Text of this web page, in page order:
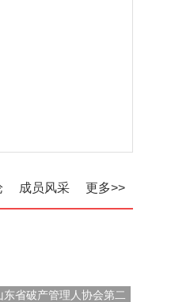
更多>>
成员风采
东省破产管理人协会第二